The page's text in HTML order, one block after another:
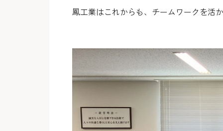
鳳工業はこれからも、チームワークを活